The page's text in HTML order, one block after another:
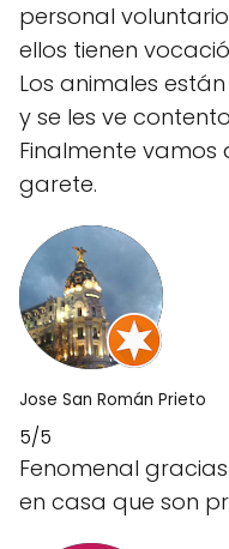
personal
ellos tienen
Los animales
y se les ve
Finalmente
garete.
Jose San Román Prieto
5/5
Fenomenal
en casa que son